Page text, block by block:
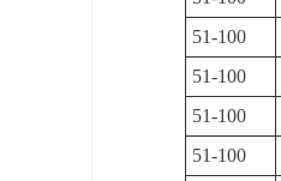
51-100
51-100
51-100
51-100